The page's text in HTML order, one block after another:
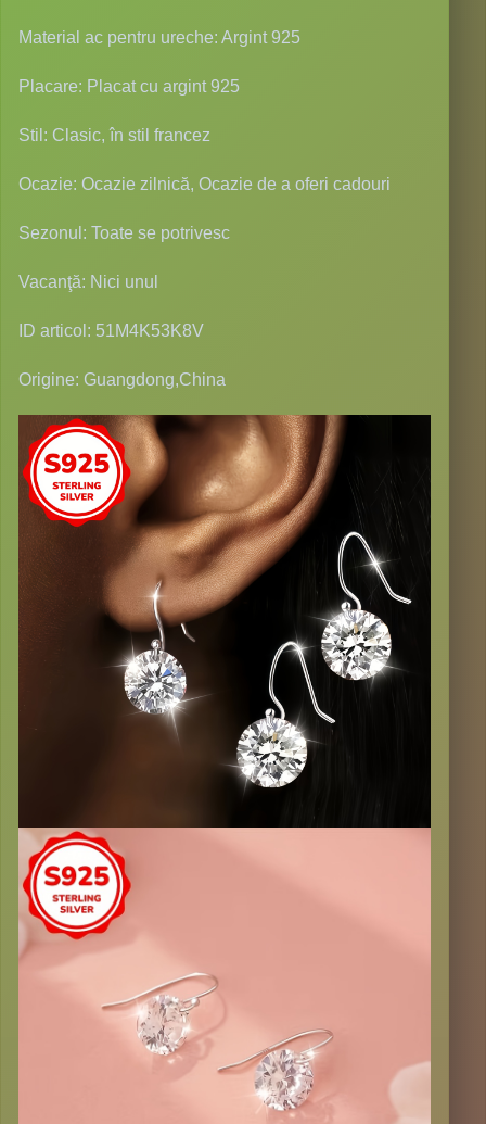
Material ac pentru ureche: Argint 925
Placare: Placat cu argint 925
Stil: Clasic, în stil francez
Ocazie: Ocazie zilnică, Ocazie de a oferi cadouri
Sezonul: Toate se potrivesc
Vacanţă: Nici unul
ID articol: 51M4K53K8V
Origine: Guangdong,China